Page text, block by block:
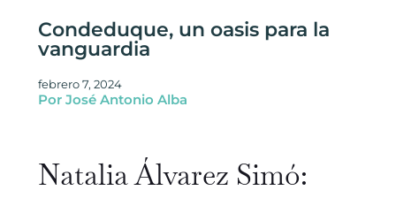
Condeduque, un oasis para la
vanguardia
febrero 7, 2024
Por José Antonio Alba
Natalia Álvarez Simó: